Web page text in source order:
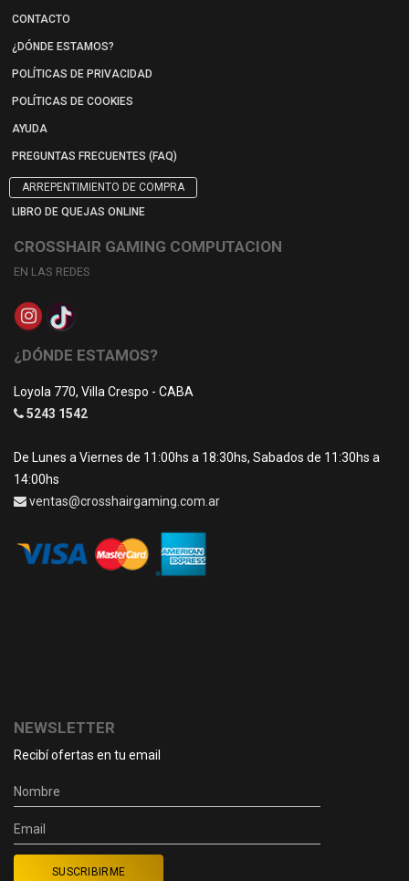
CONTACTO
¿DÓNDE ESTAMOS?
POLÍTICAS DE PRIVACIDAD
POLÍTICAS DE COOKIES
AYUDA
PREGUNTAS FRECUENTES (FAQ)
ARREPENTIMIENTO DE COMPRA
LIBRO DE QUEJAS ONLINE
CROSSHAIR GAMING COMPUTACION
EN LAS REDES
¿DÓNDE ESTAMOS?
Loyola 770, Villa Crespo - CABA
5243 1542
De Lunes a Viernes de 11:00hs a 18:30hs, Sabados de 11:30hs a
14:00hs
ventas@crosshairgaming.com.ar
NEWSLETTER
Recibí ofertas en tu email